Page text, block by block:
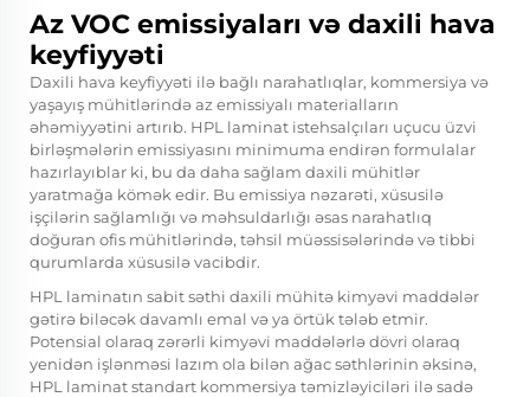
Az VOC emissiyaları və daxili hava
keyfiyyəti
Daxili hava keyfiyyəti ilə bağlı narahatlıqlar, kommersiya və
yaşayış mühitlərində az emissiyalı materialların
əhəmiyyətini artırıb. HPL laminat istehsalçıları uçucu üzvi
birləşmələrin emissiyasını minimuma endirən formulalar
hazırlayıblar ki, bu da daha sağlam daxili mühitlər
yaratmağa kömək edir. Bu emissiya nəzarəti, xüsusilə
işçilərin sağlamlığı və məhsuldarlığı əsas narahatlıq
doğuran ofis mühitlərində, təhsil müəssisələrində və tibbi
qurumlarda xüsusilə vacibdir.
HPL laminatın sabit səthi daxili mühitə kimyəvi maddələr
gətirə biləcək davamlı emal və ya örtük tələb etmir.
Potensial olaraq zərərli kimyəvi maddələrlə dövri olaraq
yenidən işlənməsi lazım ola bilən ağac səthlərinin əksinə,
HPL laminat standart kommersiya təmizləyiciləri ilə sadə